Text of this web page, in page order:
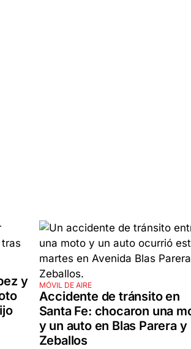
y
MÓVIL DE AIRE
Accidente de tránsito en
Santa Fe: chocaron una
y un auto en Blas Parera y
Zeballos